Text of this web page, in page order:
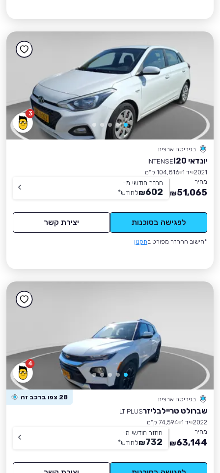
3
בפריסה ארצית
יונדאי I20
INTENSE
2021 יד 1
104,816 ק״מ
מחיר
51,065
₪
החזר חודשי מ-
602
₪לחודש*
לפגישה בסוכנות יצירת קשר
*חישוב ההחזר מפורט בתקנון
4
בפריסה ארצית 28 צפו ברכב זה
שברולט טריילבליזרLT PLUS
2022 יד 1
74,594 ק״מ
מחיר
63,144
₪
החזר חודשי מ-
732
₪לחודש*